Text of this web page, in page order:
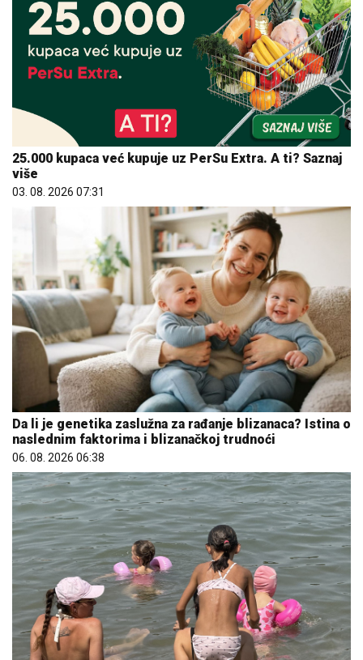
25.000 kupaca već kupuje uz PerSu Extra. A ti? Saznaj
više
03. 08. 2026 07:31
Da li je genetika zaslužna za rađanje blizanaca? Istina o
naslednim faktorima i blizanačkoj trudnoći
06. 08. 2026 06:38